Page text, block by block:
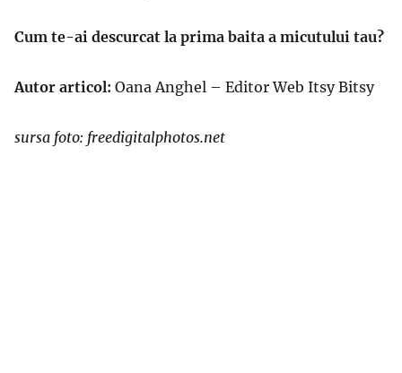
Cum te-ai descurcat la prima baita a micutului tau?
Autor articol: Oana Anghel – Editor Web Itsy Bitsy
sursa foto: freedigitalphotos.net